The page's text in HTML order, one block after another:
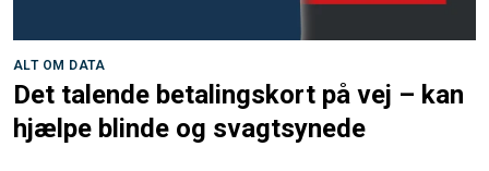
ALT OM DATA
Det talende betalingskort på vej – kan
hjælpe blinde og svagtsynede